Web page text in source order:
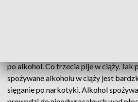
po alkohol. Co trzecia pije w ciąży. Jak
spożywane alkoholu w ciąży jest
sięganie po narkotyki. Alkohol